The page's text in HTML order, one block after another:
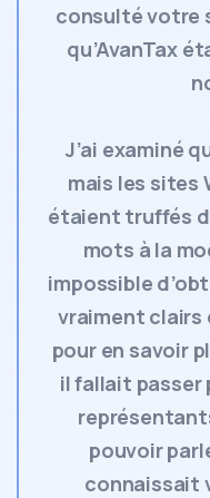
consulté votre
qu’AvanTax
J’ai examiné
mais les sites
étaient truffés
mots à la
impossible
vraiment clairs
pour en savoir
il fallait passer
pouvoir
connaissait